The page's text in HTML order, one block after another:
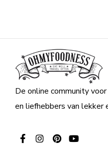
De online community
en liefhebbers van lekker